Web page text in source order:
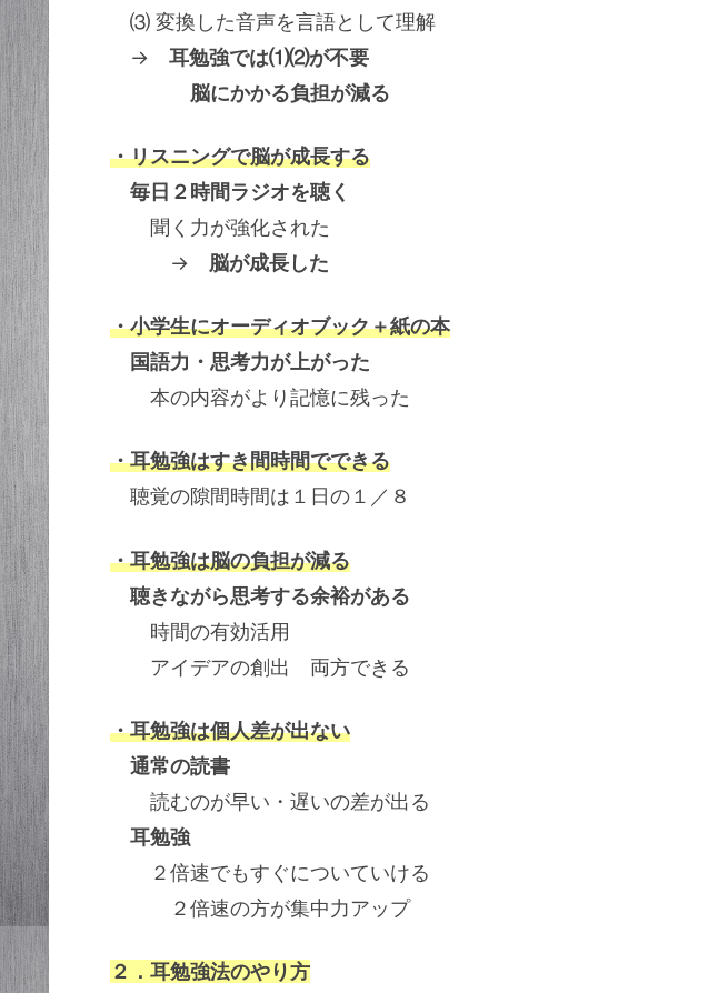
⑶ 変換した音声を言語として理解
→ 耳勉強では⑴⑵が不要
脳にかかる負担が減る
・リスニングで脳が成長する
毎日２時間ラジオを聴く
聞く力が強化された
→ 脳が成長した
・小学生にオーディオブック＋紙の本
国語力・思考力が上がった
本の内容がより記憶に残った
・耳勉強はすき間時間でできる
聴覚の隙間時間は１日の１／８
・耳勉強は脳の負担が減る
聴きながら思考する余裕がある
時間の有効活用
アイデアの創出 両方できる
・耳勉強は個人差が出ない
通常の読書
読むのが早い・遅いの差が出る
耳勉強
２倍速でもすぐについていける
２倍速の方が集中力アップ
２．耳勉強法のやり方